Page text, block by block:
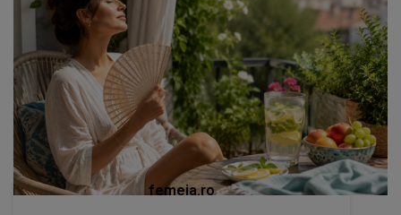
femeia.ro